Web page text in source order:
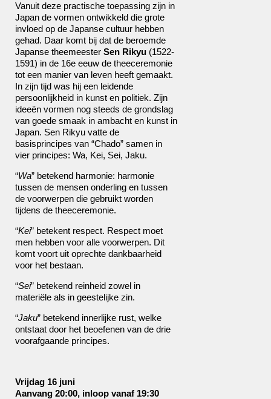
Vanuit deze practische toepassing zijn in
Japan de vormen ontwikkeld die grote
invloed op de Japanse cultuur hebben
gehad. Daar komt bij dat de beroemde
Japanse theemeester Sen Rikyu (1522-
1591) in de 16e eeuw de theeceremonie
tot een manier van leven heeft gemaakt.
In zijn tijd was hij een leidende
persoonlijkheid in kunst en politiek. Zijn
ideeën vormen nog steeds de grondslag
van goede smaak in ambacht en kunst in
Japan. Sen Rikyu vatte de
basisprincipes van “Chado” samen in
vier principes: Wa, Kei, Sei, Jaku.
“Wa” betekend harmonie: harmonie
tussen de mensen onderling en tussen
de voorwerpen die gebruikt worden
tijdens de theeceremonie.
“Kei” betekent respect. Respect moet
men hebben voor alle voorwerpen. Dit
komt voort uit oprechte dankbaarheid
voor het bestaan.
“Sei” betekend reinheid zowel in
materiële als in geestelijke zin.
“Jaku” betekend innerlijke rust, welke
ontstaat door het beoefenen van de drie
voorafgaande principes.
Vrijdag 16 juni
Aanvang 20:00, inloop vanaf 19:30